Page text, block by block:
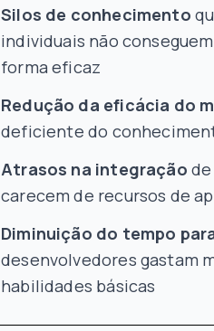
Silos de conhecimento
individuais não
forma eficaz
Redução da eficácia do
deficiente do
Atrasos na integração
carecem de recursos de
Diminuição do tempo
desenvolvedores gastam
habilidades básicas